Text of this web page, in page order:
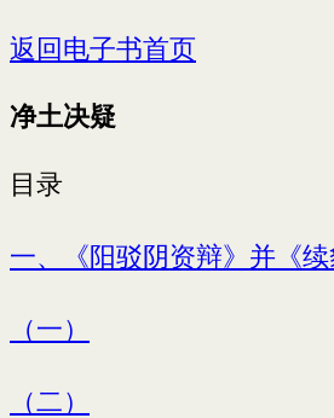
返回电子书首页
净土决疑
目录
一、《阳驳阴资辩》并《续
（一）
（二）